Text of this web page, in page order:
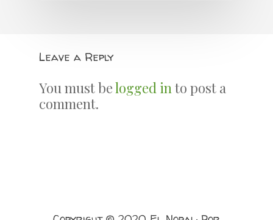
Leave a Reply
You must belogged into post a
comment.